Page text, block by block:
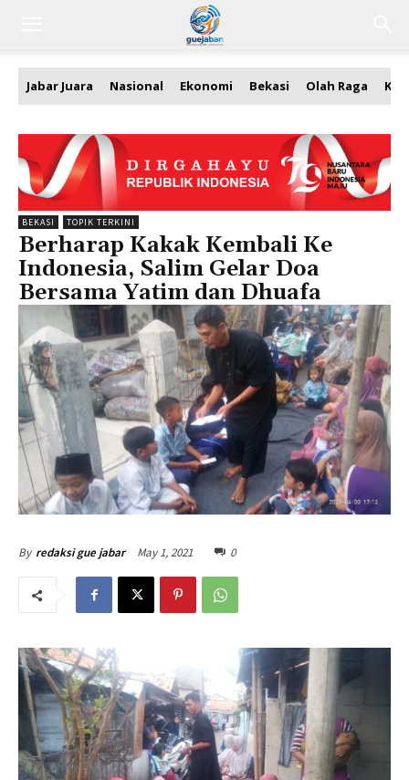
Jabar Juara Nasional Ekonomi Bekasi Olah Raga
BEKASI TOPIK TERKINI
Berharap Kakak Kembali Ke
Indonesia, Salim Gelar Doa
Bersama Yatim dan Dhuafa
By redaksi gue jabar May 1, 2021 0